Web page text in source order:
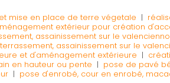
mise en place de terre végetale |
extérieur pour création
assainissement sur le
assainissement sur le
et d'aménagement extérieure |
en hauteur ou pente | pose de pavé
| pose d'enrobé, cour en enrobé,